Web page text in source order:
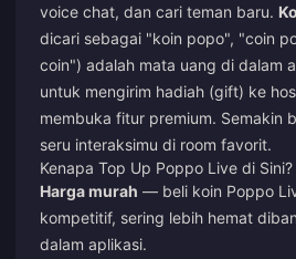
voice chat, dan cari teman baru.
dicari sebagai "koin popo", "coin
coin") adalah mata uang di dalam
untuk mengirim hadiah (gift) ke
membuka fitur premium. Semakin
seru interaksimu di room favorit.
Kenapa Top Up Poppo Live di Sini?
Harga murah — beli koin Poppo
kompetitif, sering lebih hemat
dalam aplikasi.